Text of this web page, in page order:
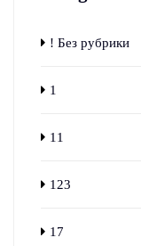
! Без рубрики
1
11
123
17